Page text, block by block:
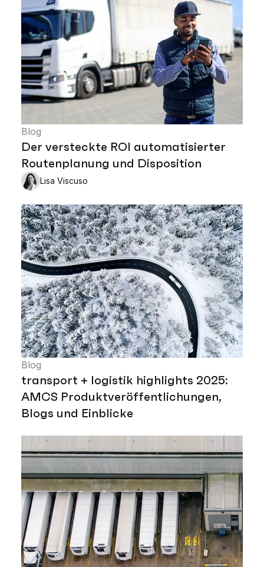
Blog
Der versteckte ROI automatisierter
Routenplanung und Disposition
Lisa Viscuso
Blog
transport + logistik highlights 2025:
AMCS Produktveröffentlichungen,
Blogs und Einblicke